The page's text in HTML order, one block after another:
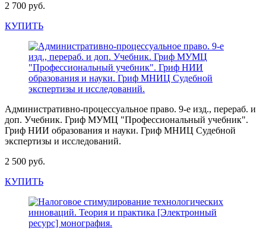
2 700 руб.
КУПИТЬ
Административно-процессуальное право. 9-е изд., перераб. и
доп. Учебник. Гриф МУМЦ "Профессиональный учебник".
Гриф НИИ образования и науки. Гриф МНИЦ Судебной
экспертизы и исследований.
2 500 руб.
КУПИТЬ